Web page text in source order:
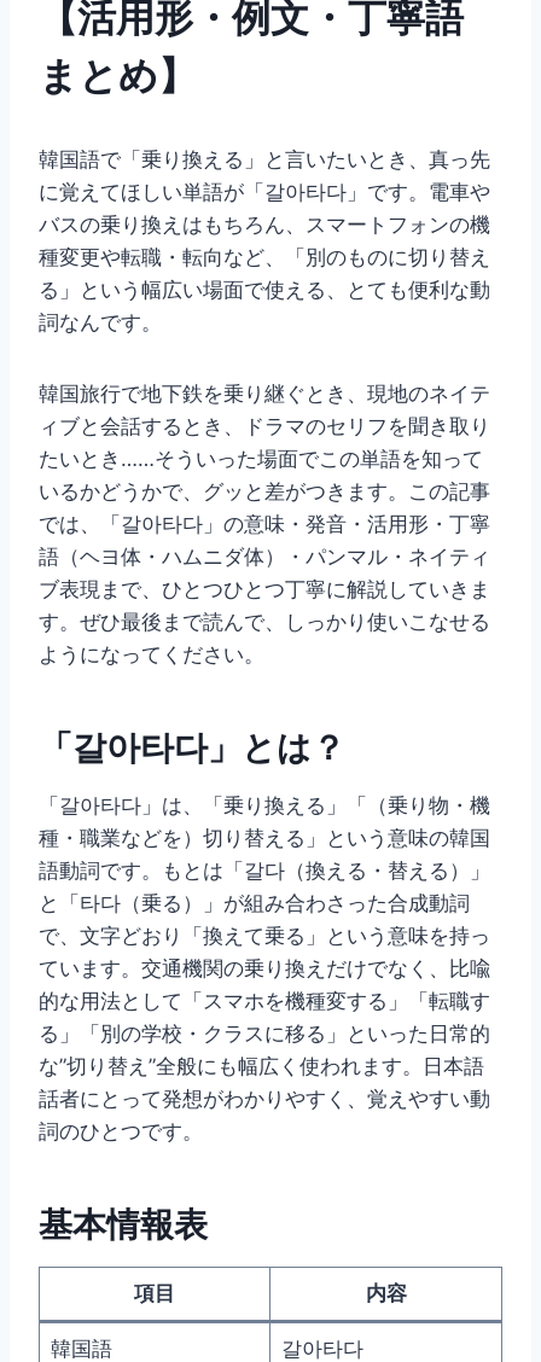
【活用形・例文・丁寧語
まとめ】
韓国語で「乗り換える」と言いたいとき、真っ先
に覚えてほしい単語が「갈아타다」です。電車や
バスの乗り換えはもちろん、スマートフォンの機
種変更や転職・転向など、「別のものに切り替え
る」という幅広い場面で使える、とても便利な動
詞なんです。
韓国旅行で地下鉄を乗り継ぐとき、現地のネイテ
ィブと会話するとき、ドラマのセリフを聞き取り
たいとき……そういった場面でこの単語を知って
いるかどうかで、グッと差がつきます。この記事
では、「갈아타다」の意味・発音・活用形・丁寧
語（ヘヨ体・ハムニダ体）・パンマル・ネイティ
ブ表現まで、ひとつひとつ丁寧に解説していきま
す。ぜひ最後まで読んで、しっかり使いこなせる
ようになってください。
「갈아타다」とは？
「갈아타다」は、「乗り換える」「（乗り物・機
種・職業などを）切り替える」という意味の韓国
語動詞です。もとは「갈다（換える・替える）」
と「타다（乗る）」が組み合わさった合成動詞
で、文字どおり「換えて乗る」という意味を持っ
ています。交通機関の乗り換えだけでなく、比喩
的な用法として「スマホを機種変する」「転職す
る」「別の学校・クラスに移る」といった日常的
な”切り替え”全般にも幅広く使われます。日本語
話者にとって発想がわかりやすく、覚えやすい動
詞のひとつです。
基本情報表
項目 内容
韓国語 갈아타다